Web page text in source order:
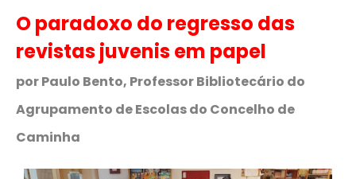
O paradoxo do regresso das
revistas juvenis em papel
por Paulo Bento, Professor Bibliotecário do
Agrupamento de Escolas do Concelho de
Caminha